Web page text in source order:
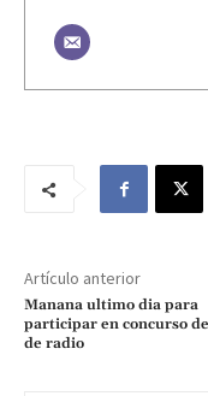
Artículo anterior
Manana ultimo dia para
participar en concurso
de radio